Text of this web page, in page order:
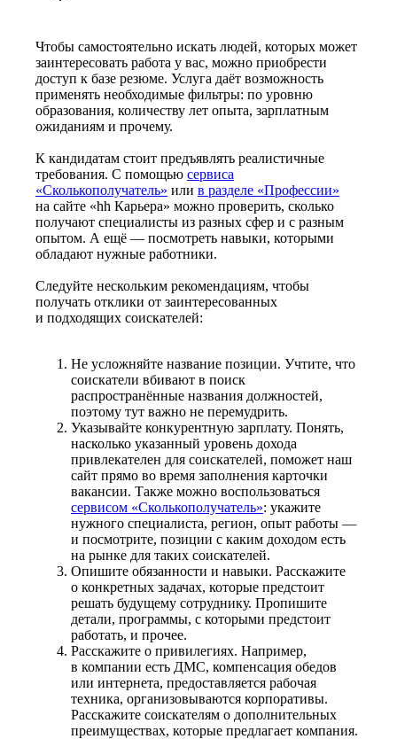
Чтобы самостоятельно искать людей, которых может
заинтересовать работа у вас, можно приобрести
доступ к базе резюме. Услуга даёт возможность
применять необходимые фильтры: по уровню
образования, количеству лет опыта, зарплатным
ожиданиям и прочему.
К кандидатам стоит предъявлять реалистичные
требования. С помощью сервиса
«Сколькополучатель» или в разделе «Профессии»
на сайте «hh Карьера» можно проверить, сколько
получают специалисты из разных сфер и с разным
опытом. А ещё — посмотреть навыки, которыми
обладают нужные работники.
Следуйте нескольким рекомендациям, чтобы
получать отклики от заинтересованных
и подходящих соискателей:
Не усложняйте название позиции. Учтите, что
соискатели вбивают в поиск
распространённые названия должностей,
поэтому тут важно не перемудрить.
Указывайте конкурентную зарплату. Понять,
насколько указанный уровень дохода
привлекателен для соискателей, поможет наш
сайт прямо во время заполнения карточки
вакансии. Также можно воспользоваться
сервисом «Сколькополучатель»: укажите
нужного специалиста, регион, опыт работы —
и посмотрите, позиции с каким доходом есть
на рынке для таких соискателей.
Опишите обязанности и навыки. Расскажите
о конкретных задачах, которые предстоит
решать будущему сотруднику. Пропишите
детали, программы, с которыми предстоит
работать, и прочее.
Расскажите о привилегиях. Например,
в компании есть ДМС, компенсация обедов
или интернета, предоставляется рабочая
техника, организовываются корпоративы.
Расскажите соискателям о дополнительных
преимуществах, которые предлагает компания.